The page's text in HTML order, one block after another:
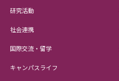
研究活動
社会連携
国際交流・留学
キャンパスライフ